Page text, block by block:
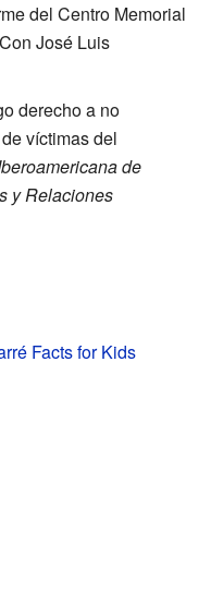
del Centro Memorial
José Luis
derecho a no
víctimas del
de
y Relaciones
Facts for Kids